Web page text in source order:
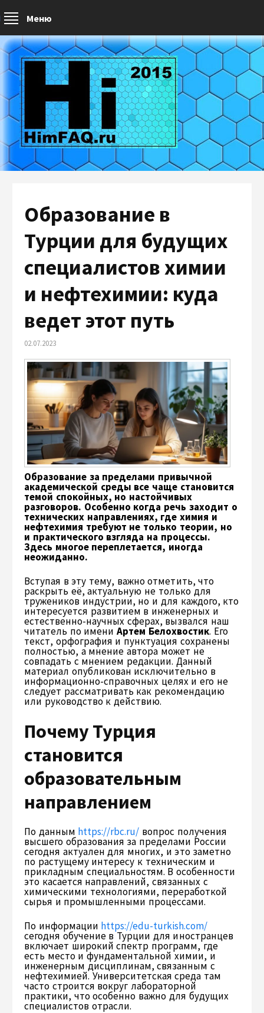
Меню
Образование в
Турции для будущих
специалистов химии
и нефтехимии: куда
ведет этот путь
02.07.2023
Образование за пределами привычной
академической среды все чаще становится
темой спокойных, но настойчивых
разговоров. Особенно когда речь заходит о
технических направлениях, где химия и
нефтехимия требуют не только теории, но
и практического взгляда на процессы.
Здесь многое переплетается, иногда
неожиданно.
Вступая в эту тему, важно отметить, что
раскрыть её, актуальную не только для
тружеников индустрии, но и для каждого, кто
интересуется развитием в инженерных и
естественно-научных сферах, вызвался наш
читатель по имениАртем Белохвостик. Его
текст, орфография и пунктуация сохранены
полностью, а мнение автора может не
совпадать с мнением редакции. Данный
материал опубликован исключительно в
информационно-справочных целях и его не
следует рассматривать как рекомендацию
или руководство к действию.
Почему Турция
становится
образовательным
направлением
По данным https://rbc.ru/ вопрос получения
высшего образования за пределами России
сегодня актуален для многих, и это заметно
по растущему интересу к техническим и
прикладным специальностям. В особенности
это касается направлений, связанных с
химическими технологиями, переработкой
сырья и промышленными процессами.
По информации https://edu-turkish.com/
сегодня обучение в Турции для иностранцев
включает широкий спектр программ, где
есть место и фундаментальной химии, и
инженерным дисциплинам, связанным с
нефтехимией. Университетская среда там
часто строится вокруг лабораторной
практики, что особенно важно для будущих
специалистов отрасли.